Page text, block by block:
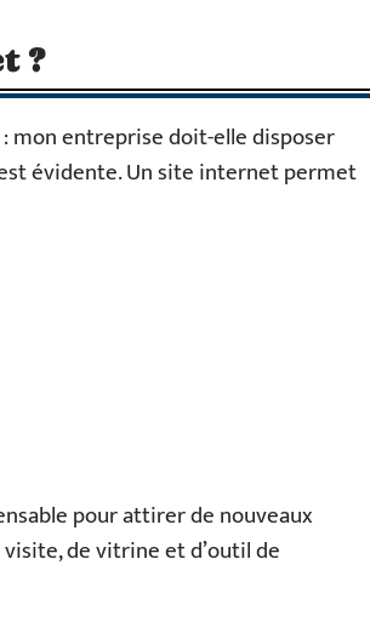
?
mon entreprise doit-elle disposer
évidente. Un site internet permet
pour attirer de nouveaux
de vitrine et d’outil de